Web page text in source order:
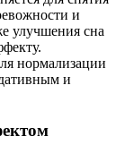
и
улучшения сна
нормализации
и